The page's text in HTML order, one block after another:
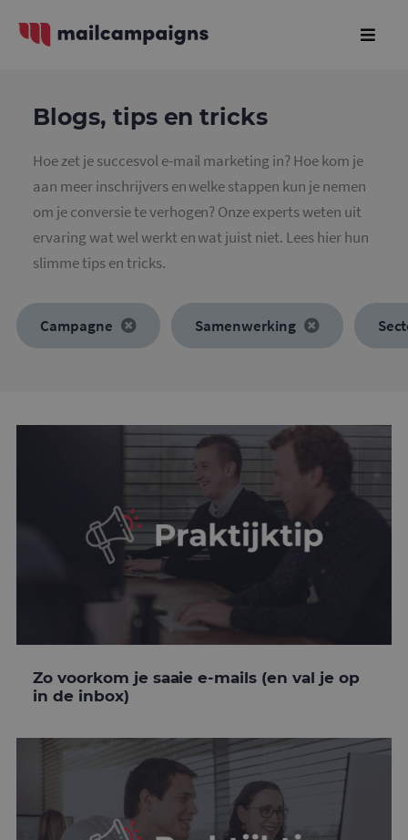
Blogs, tips en tricks
Hoe zet je succesvol e-mail marketing in? Hoe kom je
aan meer inschrijvers en welke stappen kun je nemen
om je conversie te verhogen? Onze experts weten uit
ervaring wat wel werkt en wat juist niet. Lees hier hun
slimme tips en tricks.
Campagne Samenwerking
Zo voorkom je saaie e-mails (en val je op
in de inbox)